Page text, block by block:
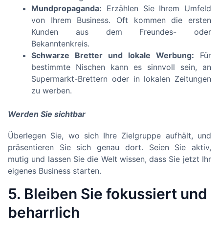
Mundpropaganda: Erzählen Sie Ihrem Umfeld
von Ihrem Business. Oft kommen die ersten
Kunden aus dem Freundes- oder
Bekanntenkreis.
Schwarze Bretter und lokale Werbung: Für
bestimmte Nischen kann es sinnvoll sein, an
Supermarkt-Brettern oder in lokalen Zeitungen
zu werben.
Werden Sie sichtbar
Überlegen Sie, wo sich Ihre Zielgruppe aufhält, und
präsentieren Sie sich genau dort. Seien Sie aktiv,
mutig und lassen Sie die Welt wissen, dass Sie jetzt Ihr
eigenes Business starten.
5. Bleiben Sie fokussiert und
beharrlich